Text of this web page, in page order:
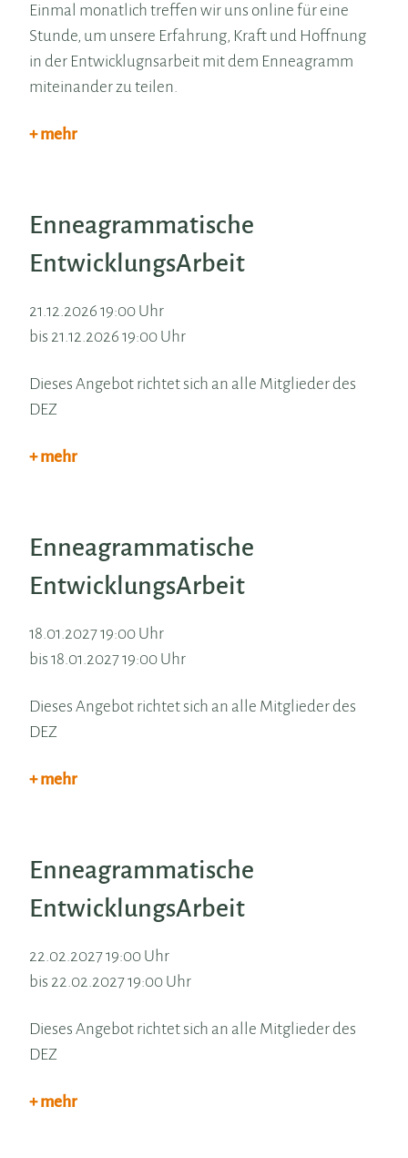
Einmal monatlich treffen wir uns online für eine
Stunde, um unsere Erfahrung, Kraft und Hoffnung
in der Entwicklugnsarbeit mit dem Enneagramm
miteinander zu teilen.
+ mehr
Enneagrammatische
EntwicklungsArbeit
21.12.2026 19:00 Uhr
bis 21.12.2026 19:00 Uhr
Dieses Angebot richtet sich an alle Mitglieder des
DEZ
+ mehr
Enneagrammatische
EntwicklungsArbeit
18.01.2027 19:00 Uhr
bis 18.01.2027 19:00 Uhr
Dieses Angebot richtet sich an alle Mitglieder des
DEZ
+ mehr
Enneagrammatische
EntwicklungsArbeit
22.02.2027 19:00 Uhr
bis 22.02.2027 19:00 Uhr
Dieses Angebot richtet sich an alle Mitglieder des
DEZ
+ mehr